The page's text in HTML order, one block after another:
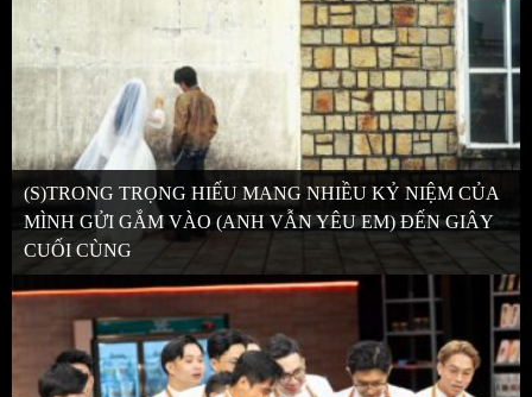
(S)TRONG TRỌNG HIẾU MANG NHIỀU KỶ NIỆM CỦA
MÌNH GỬI GẮM VÀO (ANH VẪN YÊU EM) ĐẾN GIÂY
CUỐI CÙNG